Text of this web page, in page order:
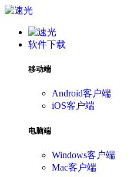
软件下载
移动端
Android客户端
iOS客户端
电脑端
Windows客户端
Mac客户端